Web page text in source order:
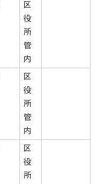
区
役
所
管
内
区
役
所
管
内
区
役
所